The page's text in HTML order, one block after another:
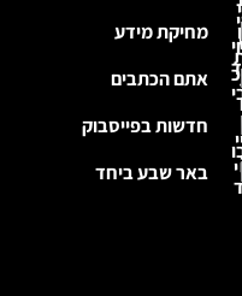
מחיקת מידע
אתם הכתבים
חדשות בפייסבוק
באר שבע ביחד